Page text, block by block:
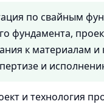
по свайным
фундамента,
к материалам
и
и технология